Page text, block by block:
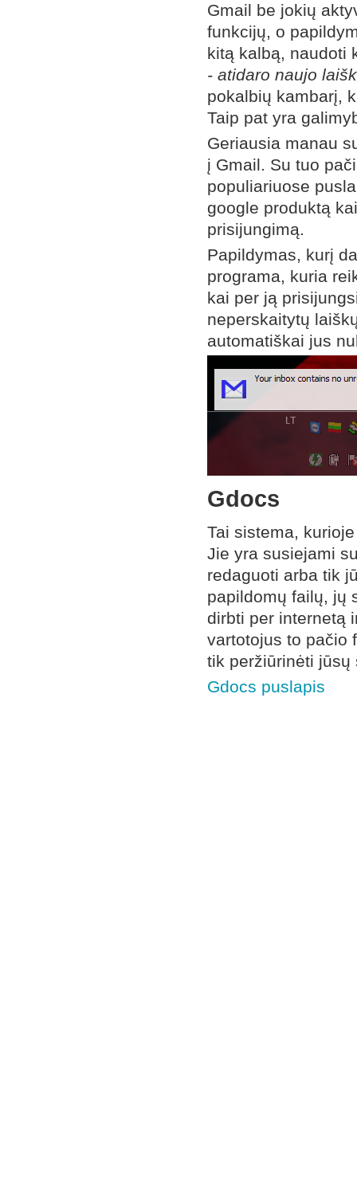
Gmail be jokių
funkcijų, o
kitą kalbą, naudoti
- atidaro naujo
pokalbių kambarį,
Taip pat yra
Geriausia manau
į Gmail. Su tuo
populiariuose
google produktą
prisijungimą.
Papildymas, kurį
programa, kuria
kai per ją
neperskaitytų
automatiškai jus
Gdocs
Tai sistema,
Jie yra susiejami
redaguoti arba tik
papildomų failų, jų
dirbti per internetą
vartotojus to pačio
tik peržiūrinėti jūsų
Gdocs puslapis